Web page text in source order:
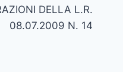
DELLA L.R.
08.07.2009 N. 14